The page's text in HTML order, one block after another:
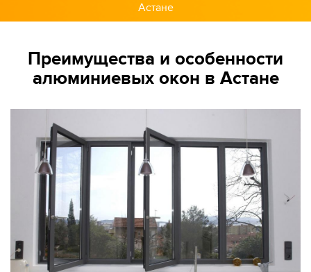
Астане
Преимущества и особенности
алюминиевых окон в Астане